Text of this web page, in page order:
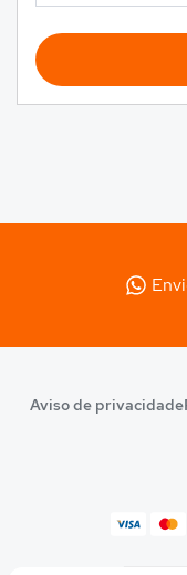
Aviso de privacidade